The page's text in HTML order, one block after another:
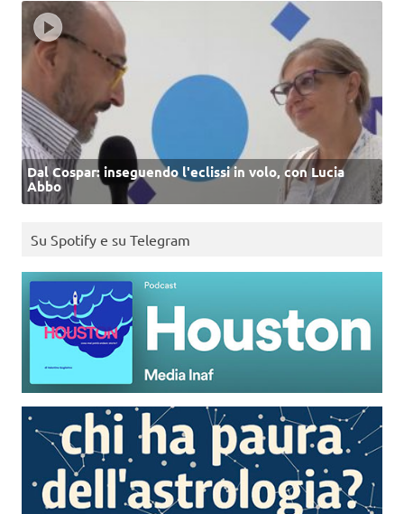
Dal Cospar: inseguendo l'eclissi in volo, con Lucia
Abbo
Su Spotify e su Telegram